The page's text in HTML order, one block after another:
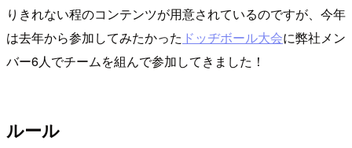
りきれない程のコンテンツが用意されているのですが、今年
は去年から参加してみたかった ドッヂボール大会に弊社メン
バー6人でチームを組んで参加してきました！
ルール